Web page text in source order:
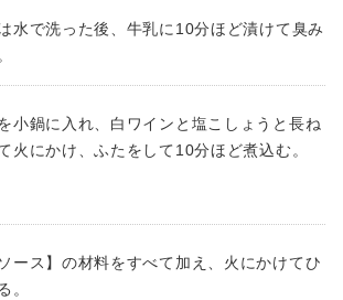
水で洗った後、牛乳に10分ほど漬けて臭み
小鍋に入れ、白ワインと塩こしょうと長ね
火にかけ、ふたをして10分ほど煮込む。
ース】の材料をすべて加え、火にかけてひ
。